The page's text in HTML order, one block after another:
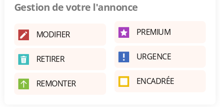
Gestion de votre l'annonce
MODIFIER
RETIRER
REMONTER
PREMIUM
URGENCE
ENCADRÉE